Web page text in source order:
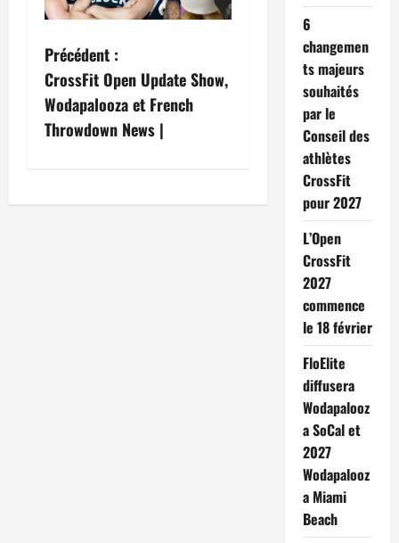
Précédent :
CrossFit Open Update Show,
Wodapalooza et French
Throwdown News |
6
changemen
ts majeurs
souhaités
par le
Conseil des
athlètes
CrossFit
pour 2027
L’Open
CrossFit
2027
commence
le 18 février
FloElite
diffusera
Wodapalooz
a SoCal et
2027
Wodapalooz
a Miami
Beach